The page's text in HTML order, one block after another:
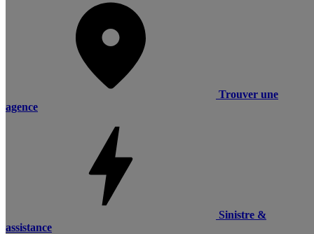
Trouver une
agence
Sinistre &
assistance